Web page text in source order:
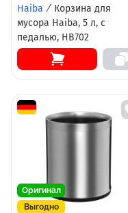
Haiba / Корзина для
мусора Haiba, 5 л, с
педалью, HB702
Оригинал
Выгодно